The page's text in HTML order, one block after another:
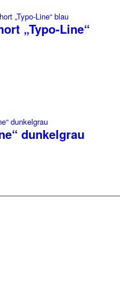
„Typo-Line“
dunkelgrau